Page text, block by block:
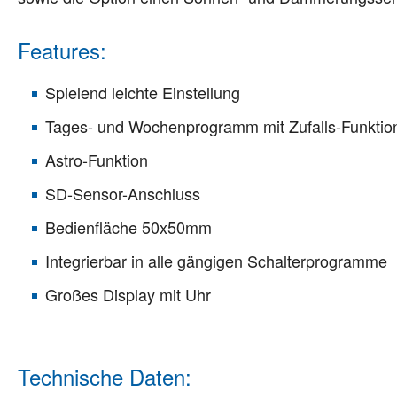
Features:
Spielend leichte Einstellung
Tages- und Wochenprogramm mit Zufalls-
Astro-Funktion
SD-Sensor-Anschluss
Bedienfläche 50x50mm
Integrierbar in alle gängigen Schalterprogramme
Großes Display mit Uhr
Technische Daten: